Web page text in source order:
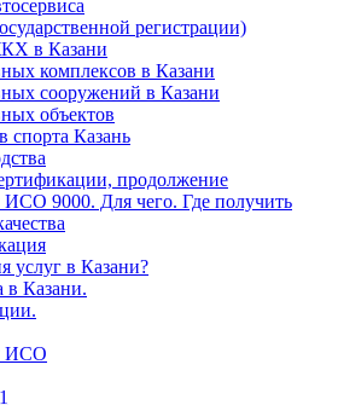
регистрации)
в Казани
комплексов в Казани
сооружений в Казани
объектов
спорта Казань
продолжение
9000. Для чего. Где получить
услуг в Казани?
в Казани.
ИСО